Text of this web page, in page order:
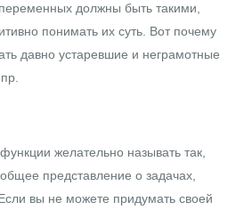
должны быть такими,
понимать их суть. Вот почему
давно устаревшие и неграмотные
желательно называть так,
представление о задачах,
вы не можете придумать своей